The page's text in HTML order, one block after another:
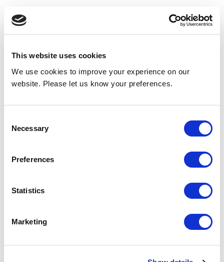
This website uses cookies
We use cookies to improve your experience on our
website. Please let us know your preferences.
Selection
Necessary
Preferences
Statistics
Marketing
Bedien tot acht toestellen met één
een gemotoriseerde driepoortsklep
82/71 spiralen (LPHW)
Keuze van montageopties: Horizontaal of